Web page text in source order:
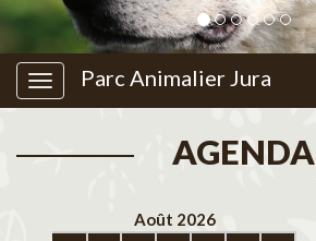
Parc Animalier Jura
AGENDA
Août 2026